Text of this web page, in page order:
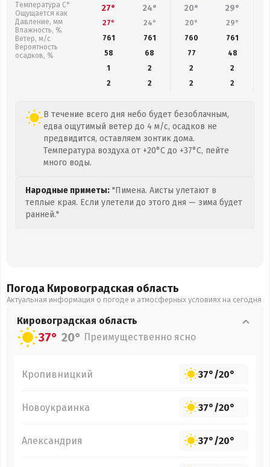
Температура С°
Ощущается как
Давление, мм
Влажность, %
Ветер, м/с
Вероятность
осадков, %
27° 24° 20° 29°
27° 24° 20° 29°
761
761 760 761
58
68 77 48
1
2 2
2
2
2 2 2
В течение всего дня небо будет безоблачным,
едва ощутимый ветер до 4 м/с, осадков не
предвидится, оставляем зонтик дома.
Температура воздуха от +20°C до +37°C, пейте
много воды.
Народные приметы: "Пимена. Аисты улетают в
теплые края. Если улетели до этого дня — зима будет
ранней."
Погода Кировоградская область
Актуальная информация о погоде и атмосферных условиях на сегодня
Кировоградская область
37° 20° Преимущественно ясно
Кропивницкий 37°/20°
Новоукраинка 37°/20°
Александрия 37°/20°